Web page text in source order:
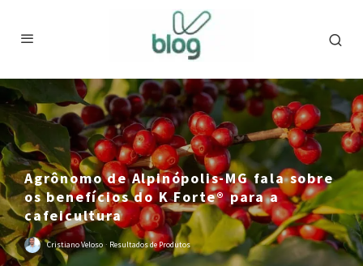
Agrônomo de Alpinópolis-MG fala sobre
os benefícios do K Forte® para a
cafeicultura
Cristiano Veloso · Resultados de Produtos